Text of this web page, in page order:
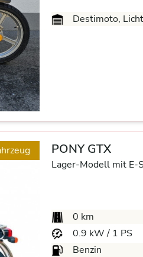
Destimoto,
PONY GTX
Lager-Modell mit E-
0 km
0.9 kW / 1 PS
Benzin